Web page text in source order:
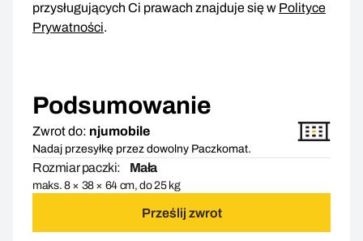
przysługujących Ci prawach znajduje się w Polityce
Prywatności.
Podsumowanie
Zwrot do: njumobile
Nadaj przesyłkę przez dowolny Paczkomat.
Rozmiar paczki: Mała
maks. 8 × 38 × 64 cm, do 25 kg
Prześlij zwrot